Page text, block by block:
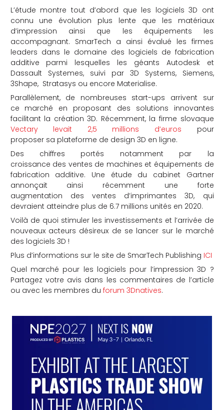
L’étude montre tout d’abord que les logiciels 3D ont
connu une évolution plus lente que les matériaux
d’impression ainsi que les équipements les
accompagnant. SmarTech a ainsi évalué les firmes
leaders dans le domaine des logiciels de fabrication
additive parmi lesquelles les géants Autodesk et
Dassault Systemes, suivi par 3D Systems, Siemens,
3Shape, Stratasys ou encore Materialise.
Parallèlement, de nombreuses start-ups arrivent sur
ce marché en proposant des solutions innovantes
facilitant la création 3D. Récemment, la firme slovaque
Vectary levait 2,5 millions d’euros pour
proposer sa plateforme de design 3D en ligne.
Des chiffres portés notamment par la
croissance des ventes de machines et équipements de
fabrication additive. Une étude du cabinet Gartner
annonçait ainsi récemment une forte
augmentation des ventes d’imprimantes 3D, qui
devraient atteindre plus de 6.7 millions unités en 2020.
Voilà de quoi stimuler les investissements et l’arrivée de
nouveaux acteurs désireux de se lancer sur le marché
des logiciels 3D !
Plus d’informations sur le site de SmarTech Publishing ICI
Quel marché pour les logiciels pour l’impression 3D ?
Partagez votre avis dans les commentaires de l’article
ou avec les membres du forum 3Dnatives.